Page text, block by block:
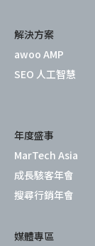
解決方案
awoo AMP
SEO 人工智慧
年度盛事
MarTech Asia
成長駭客年會
搜尋行銷年會
媒體專區